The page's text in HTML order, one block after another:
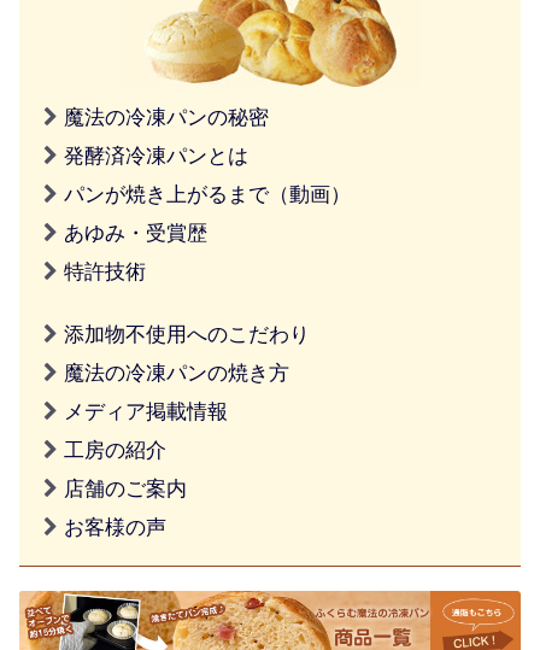
魔法の冷凍パンの秘密
発酵済冷凍パンとは
パンが焼き上がるまで（動画）
あゆみ・受賞歴
特許技術
添加物不使用へのこだわり
魔法の冷凍パンの焼き方
メディア掲載情報
工房の紹介
店舗のご案内
お客様の声